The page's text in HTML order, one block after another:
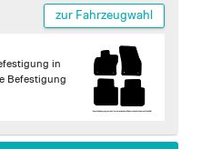
zur Fahrzeugwahl
in
Befestigung